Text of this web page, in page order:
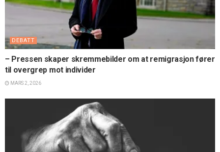
DEBATT
– Pressen skaper skremmebilder om at remigrasjon fører
til overgrep mot individer
MARS 2, 2026